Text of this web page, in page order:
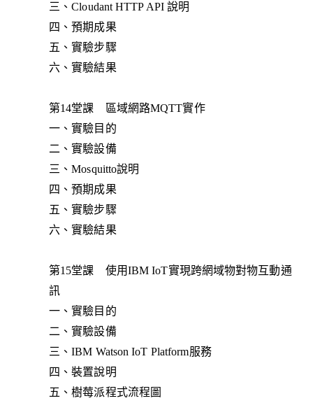
三、Cloudant HTTP API 說明
四、預期成果
五、實驗步驟
六、實驗結果
第14堂課 區域網路MQTT實作
一、實驗目的
二、實驗設備
三、Mosquitto說明
四、預期成果
五、實驗步驟
六、實驗結果
第15堂課 使用IBM IoT實現跨網域物對物互動通
訊
一、實驗目的
二、實驗設備
三、IBM Watson IoT Platform服務
四、裝置說明
五、樹莓派程式流程圖